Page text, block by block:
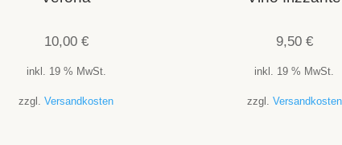
10,00 €
inkl. 19 % MwSt.
zzgl.Versandkosten
9,50 €
inkl. 19 % MwSt.
zzgl. Versandkosten